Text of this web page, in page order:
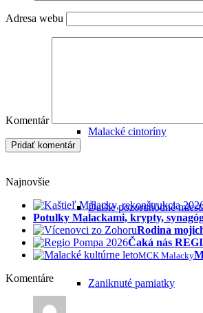
Malacké cintoríny
Ďalšie pozoruhodné
Zaniknuté pamiatky
Adresa webu
Komentár
Najnovšie
Potulky Malackami, krypty,
Rodina
Čaká nás
MCK Malacky
Komentáre